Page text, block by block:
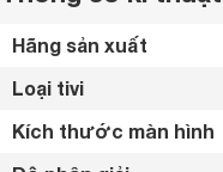
Hãng sản xuất
Loại tivi
Kích thước màn hình